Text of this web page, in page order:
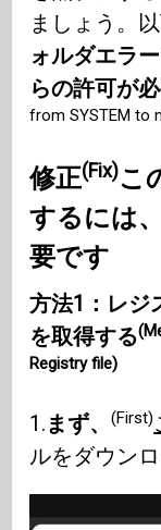
ましょう。
ォルダエラ
らの許可が
from SYSTEM to
修正(Fix)こ
するには、
要です
方法1：レジ
を取得する
Registry file)
1.まず、(First)
ルをダウン